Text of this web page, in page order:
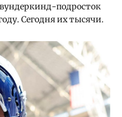
подросток
Сегодня их тысячи.